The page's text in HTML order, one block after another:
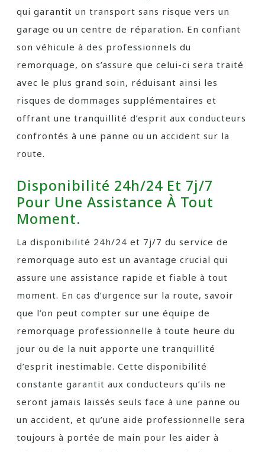
qui garantit un transport sans risque vers un
garage ou un centre de réparation. En confiant
son véhicule à des professionnels du
remorquage, on s’assure que celui-ci sera traité
avec le plus grand soin, réduisant ainsi les
risques de dommages supplémentaires et
offrant une tranquillité d’esprit aux conducteurs
confrontés à une panne ou un accident sur la
route.
Disponibilité 24h/24 Et 7j/7
Pour Une Assistance À Tout
Moment.
La disponibilité 24h/24 et 7j/7 du service de
remorquage auto est un avantage crucial qui
assure une assistance rapide et fiable à tout
moment. En cas d’urgence sur la route, savoir
que l’on peut compter sur une équipe de
remorquage professionnelle à toute heure du
jour ou de la nuit apporte une tranquillité
d’esprit inestimable. Cette disponibilité
constante garantit aux conducteurs qu’ils ne
seront jamais laissés seuls face à une panne ou
un accident, et qu’une aide professionnelle sera
toujours à portée de main pour les aider à